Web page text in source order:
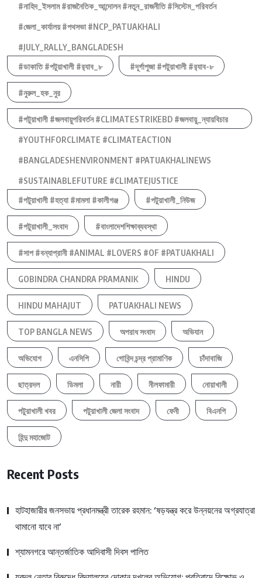
#নাহিদ_ইসলাম #রাজনৈতিক_আন্দোলন #নতুন_রাজনীতি #সিস্টেম_পরিবর্তন
#জেলা_কার্যালয় #পথসভা #NCP_PATUAKHALI
#JULY_RALLY_BANGLADESH
#ডাকাতি #পটুয়াখালী #র‍্যাব_৮
#দূর্গাপুজা #পটুয়াখালী #র‍্যাব-৮
#নুরুল_হক_নুর
#পটুয়াখালী #জলবায়ুপরিবর্তন #CLIMATESTRIKEBD #জলবায়ু_ন্যায়বিচার
#YOUTHFORCLIMATE #CLIMATEACTION
#BANGLADESHENVIRONMENT #PATUAKHALINEWS
#SUSTAINABLEFUTURE #CLIMATEJUSTICE
#পটুয়াখালী #হত্যা #মামলা #কালীগঞ্জ
#পটুয়াখালী_নিউজ
#পটুয়াখালী_সংবাদ #বাংলাদেশশিক্ষাব্যবস্থা
#সাপ #বন্যাপ্রানী #ANIMAL #LOVERS #OF #PATUAKHALI
GOBINDRA CHANDRA PRAMANIK HINDU
HINDU MAHAJUT PATUAKHALI NEWS
TOP BANGLA NEWS অপরাধ সংবাদ অভিযান
অভিযোগ এনসিপি গোবিন্দ চন্দ্র প্রামাণিক চাঁদাবাজি
ছাত্রদল ডিমলা নারী নীলফামারী নোয়াখালী
পটুয়াখালী খবর পটুয়াখালী জেলা সংবাদ ফেনী বিএনপি
হিন্দু মহাজোট
Recent Posts
হাটহাজারীর জনসভায় প্রধানমন্ত্রী তারেক রহমান: ‘ষড়যন্ত্র করে উন্নয়নের অগ্রযাত্রা
থামানো যাবে না’
শ্যামনগরে আন্তর্জাতিক আদিবাসী দিবস পালিত